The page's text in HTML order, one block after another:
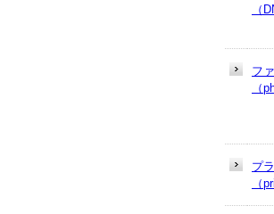
（
フ
（
プ
（